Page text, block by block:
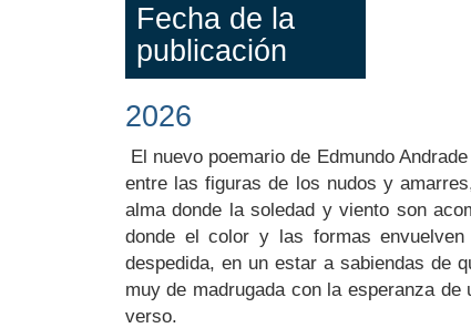
Fecha de la
publicación
2026
Body
El nuevo poemario de Edmundo
entre las figuras de los nudos y
alma donde la soledad y viento son
donde el color y las formas
despedida, en un estar a sabiendas de
muy de madrugada con la esperanza
verso.